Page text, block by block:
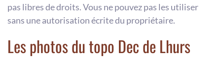
pas libres de droits. Vous ne pouvez pas les utiliser
sans une autorisation écrite du propriétaire.
Les photos du topo Dec de Lhurs